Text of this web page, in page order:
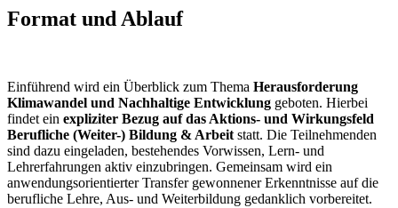
Format und Ablauf
Einführend wird ein Überblick zum Thema Herausforderung
Klimawandel und Nachhaltige Entwicklung geboten. Hierbei
findet ein expliziter Bezug auf das Aktions- und Wirkungsfeld
Berufliche (Weiter-) Bildung & Arbeit statt. Die Teilnehmenden
sind dazu eingeladen, bestehendes Vorwissen, Lern- und
Lehrerfahrungen aktiv einzubringen. Gemeinsam wird ein
anwendungsorientierter Transfer gewon­nener Erkenntnisse auf die
berufliche Lehre, Aus- und Weiter­bildung gedanklich vorbereitet.